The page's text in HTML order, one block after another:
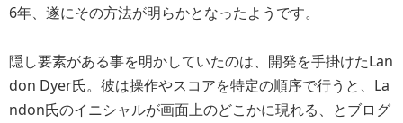
6年、遂にその方法が明らかとなったようです。
隠し要素がある事を明かしていたのは、開発を手掛けたLan
don Dyer氏。彼は操作やスコアを特定の順序で行うと、La
ndon氏のイニシャルが画面上のどこかに現れる、とブログ